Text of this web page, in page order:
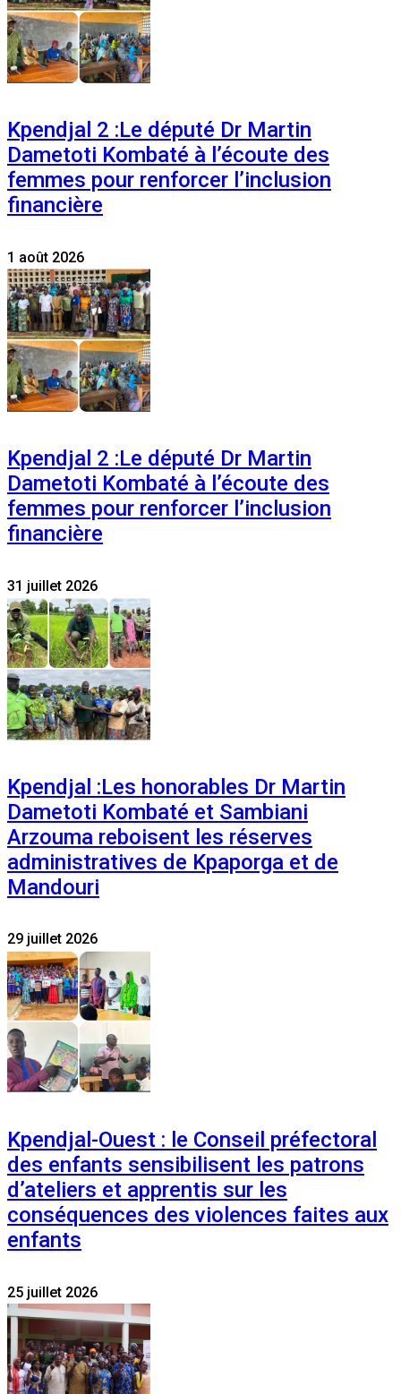
Kpendjal 2 :Le député Dr Martin
Dametoti Kombaté à l’écoute des
femmes pour renforcer l’inclusion
financière
1 août 2026
Kpendjal 2 :Le député Dr Martin
Dametoti Kombaté à l’écoute des
femmes pour renforcer l’inclusion
financière
31 juillet 2026
Kpendjal :Les honorables Dr Martin
Dametoti Kombaté et Sambiani
Arzouma reboisent les réserves
administratives de Kpaporga et de
Mandouri
29 juillet 2026
Kpendjal-Ouest : le Conseil préfectoral
des enfants sensibilisent les patrons
d’ateliers et apprentis sur les
conséquences des violences faites aux
enfants
25 juillet 2026